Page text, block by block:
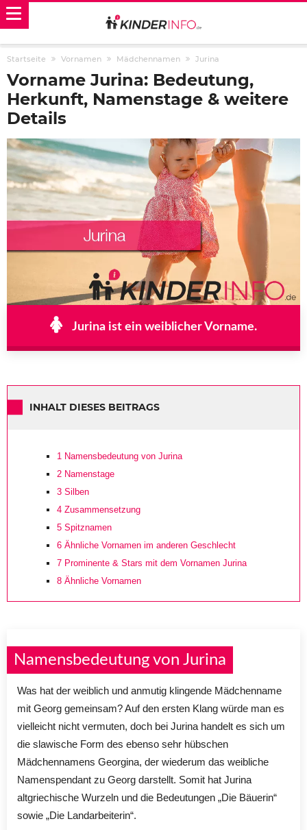
Startseite Vornamen Mädchennamen Jurina
Vorname Jurina: Bedeutung,
Herkunft, Namenstage & weitere
Details
Jurina ist ein weiblicher Vorname.
INHALT DIESES BEITRAGS
1 Namensbedeutung von Jurina
2 Namenstage
3 Silben
4 Zusammensetzung
5 Spitznamen
6 Ähnliche Vornamen im anderen Geschlecht
7 Prominente & Stars mit dem Vornamen Jurina
8 Ähnliche Vornamen
Namensbedeutung von Jurina
Was hat der weiblich und anmutig klingende Mädchenname
mit Georg gemeinsam? Auf den ersten Klang würde man es
vielleicht nicht vermuten, doch bei Jurina handelt es sich um
die slawische Form des ebenso sehr hübschen
Mädchennamens Georgina, der wiederum das weibliche
Namenspendant zu Georg darstellt. Somit hat Jurina
altgriechische Wurzeln und die Bedeutungen „Die Bäuerin“
sowie „Die Landarbeiterin“.